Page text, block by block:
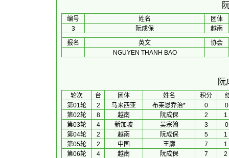
编号 姓名
团体
3
阮成保
越南
报名
英文
协会
NGUYEN THANH BAO
阮
轮次 台 团体 姓名 积分
第01轮
2 马来西亚 布莱恩乔治* 0
第02轮
8 越南 阮成保 2
1
第03轮
4 新加坡 吴宗翰 3
第04轮
2 越南 阮成保 5
1
第05轮
2 中国 王廓 7
1
第06轮
4 越南 阮成保 7
2